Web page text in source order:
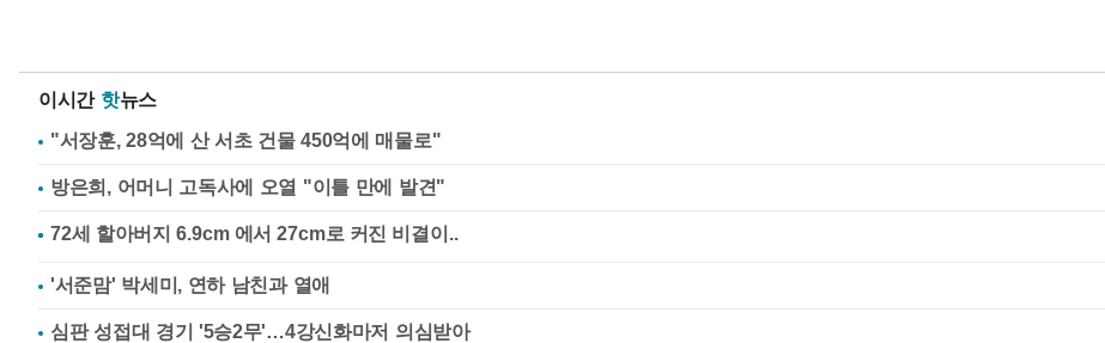
이시간 핫뉴스
"서장훈, 28억에 산 서초 건물 450억에 매물로"
방은희, 어머니 고독사에 오열 "이틀 만에 발견"
'서준맘' 박세미, 연하 남친과 열애
심판 성접대 경기 '5승2무'…4강신화마저 의심받아